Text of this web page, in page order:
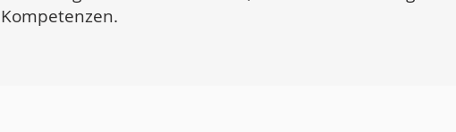
Kompetenzen.